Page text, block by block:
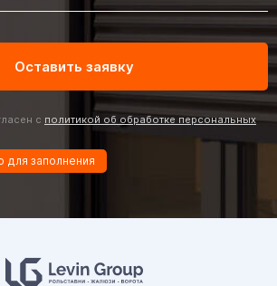
с политикой об обработке персональных
для заполнения